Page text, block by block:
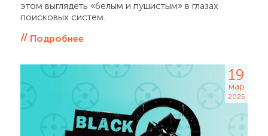
этом выглядеть «белым и пушистым» в глазах
поисковых систем.
Подробнее
19
мар
2025